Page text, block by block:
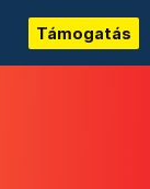
Támogatás